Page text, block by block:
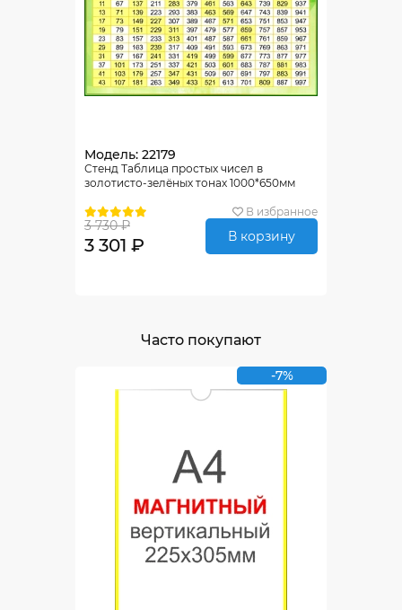
Модель: 22179
Стенд Таблица простых чисел в
золотисто-зелёных тонах 1000*650мм
В избранное
3 730 ₽
3 301 ₽ В корзину
Часто покупают
-7%